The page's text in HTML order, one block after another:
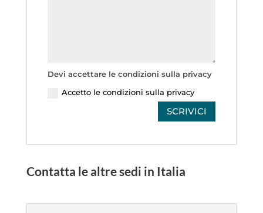
Devi accettare le condizioni sulla privacy
Accetto le condizioni sulla privacy
SCRIVICI
Contatta le altre sedi in Italia